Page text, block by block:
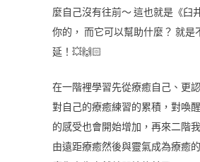
麼自己沒有往前～ 這也就是《臼
你的， 而它可以幫助什麼？ 就是
延！💥🙌🏻
在一階裡學習先從療癒自己、更
對自己的療癒練習的累積，對喚
的感受也會開始增加，再來二階
由遠距療癒然後與靈氣成為療癒